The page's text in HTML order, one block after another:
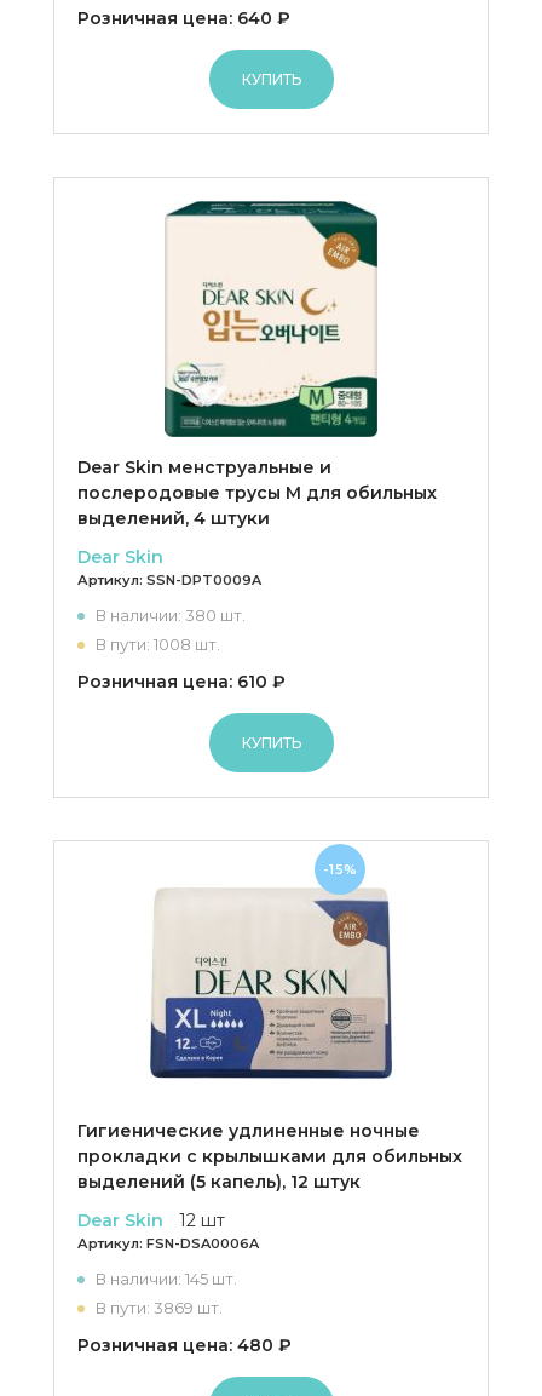
Розничная цена: 640 ₽
КУПИТЬ
Dear Skin менструальные и
послеродовые трусы M для обильных
выделений, 4 штуки
Dear Skin
Артикул: SSN-DPT0009A
В наличии: 380 шт.
В пути: 1008 шт.
Розничная цена: 610 ₽
КУПИТЬ
Гигиенические удлиненные ночные
прокладки с крылышками для обильных
выделений (5 капель), 12 штук
Dear Skin
12 шт
Артикул: FSN-DSA0006A
В наличии: 145 шт.
В пути: 3869 шт.
Розничная цена: 480 ₽
-15%